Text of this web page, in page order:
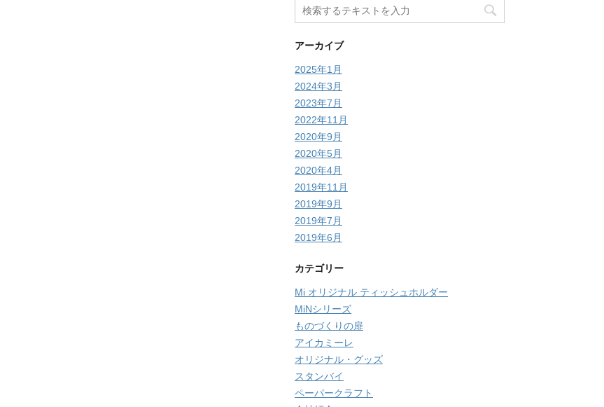
アーカイブ
2025年1月
2024年3月
2023年7月
2022年11月
2020年9月
2020年5月
2020年4月
2019年11月
2019年9月
2019年7月
2019年6月
カテゴリー
Mi オリジナル ティッシュホルダー
MiNシリーズ
ものづくりの扉
アイカミーレ
オリジナル・グッズ
スタンバイ
ペーパークラフト